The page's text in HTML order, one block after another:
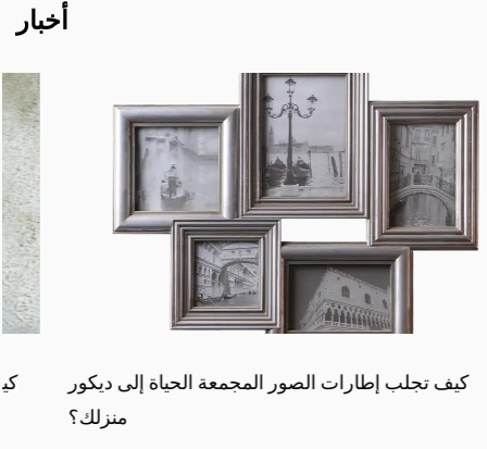
أخبار
كيف تجلب إطارات الصور المجمعة الحياة إلى ديكور
منزلك؟